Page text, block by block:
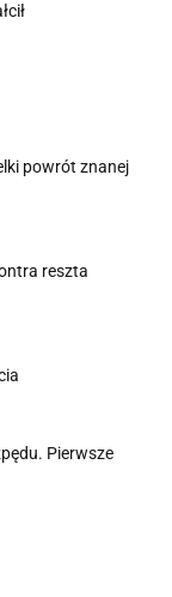
powrót znanej
reszta
Pierwsze